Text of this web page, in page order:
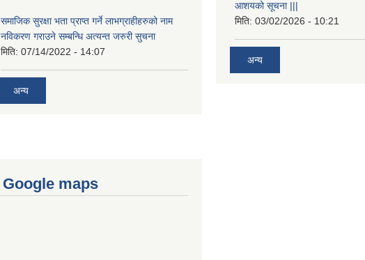
समाजिक सुरक्षा भता प्राप्त गर्ने लाभग्राहीहरुको नाम
नविकरण गराउने सम्बन्धि अत्यन्त जरुरी सुचना
मिति: 07/14/2022 - 14:07
अन्य
आशयको सूचना |||
मिति: 03/02/2026 - 10:21
अन्य
Google maps